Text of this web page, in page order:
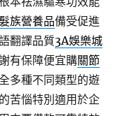
族營養品備受促進
翻譯品質3A娛樂城
有保障便宜購關節
多種不同類型的遊
苦惱特別適用於企